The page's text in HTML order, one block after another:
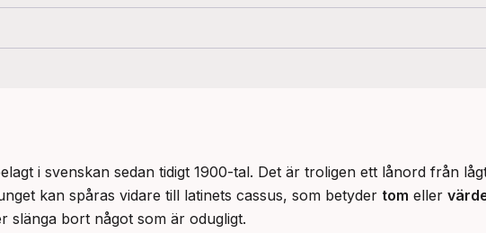
i svenskan sedan tidigt 1900-tal. Det är troligen ett lånord från
kan spåras vidare till latinets cassus, som betyder tom eller
slänga bort något som är odugligt.